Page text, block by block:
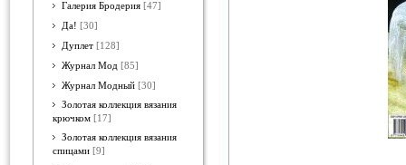
Галерия Бродерия [47]
Да! [30]
Дуплет [128]
Журнал Мод [85]
Журнал Модный [30]
Золотая коллекция вязания
крючком [17]
Золотая коллекция вязания
спицами [9]